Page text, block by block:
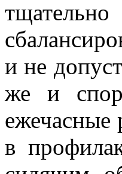
и не
же и
ежечасные
в